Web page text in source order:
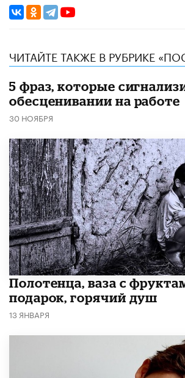
ЧИТАЙТЕ ТАКЖЕ В РУБРИКЕ
5 фраз, которые
обесценивании на работе
30 НОЯБРЯ
Полотенца, ваза с
подарок, горячий душ
13 ЯНВАРЯ